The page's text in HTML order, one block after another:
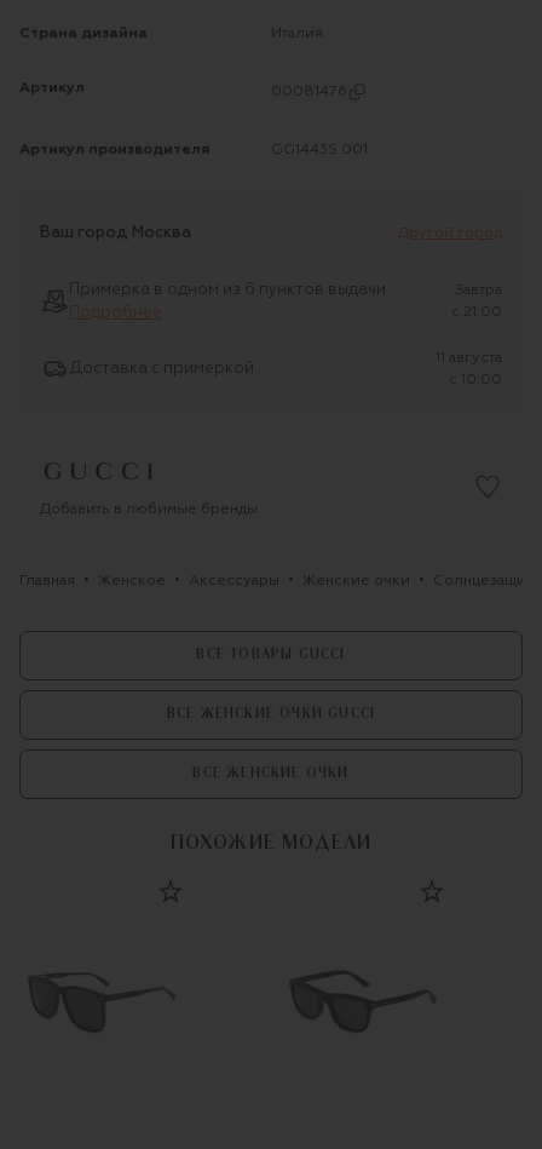
Страна дизайна Италия
Артикул 00081476
Артикул производителя GG1443S 001
Ваш город Москва Другой город
Примерка в одном из 6 пунктов выдачи
Подробнее
Завтра
c 21:00
Доставка с примеркой
11 августа
c 10:00
Добавить в любимые бренды
Главная Женское Аксессуары Женские очки
ВСЕ ТОВАРЫ GUCCI
ВСЕ ЖЕНСКИЕ ОЧКИ GUCCI
ВСЕ ЖЕНСКИЕ ОЧКИ
ПОХОЖИЕ МОДЕЛИ